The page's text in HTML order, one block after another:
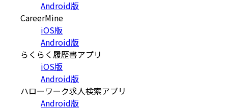
Android版
CareerMine
iOS版
Android版
らくらく履歴書アプリ
iOS版
Android版
ハローワーク求人検索アプリ
Android版